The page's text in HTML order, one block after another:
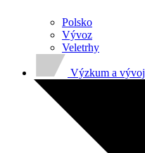
Polsko
Vývoz
Veletrhy
Výzkum a vývoj